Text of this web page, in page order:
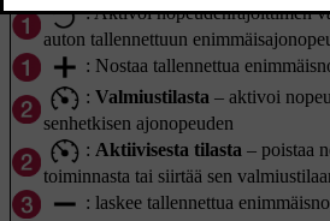
: Aktivoi nopeudenrajoittimen
auton tallennettuun
: Nostaa tallennettua
: Valmiustilasta – aktivoi
senhetkisen ajonopeuden
: Aktiivisesta tilasta – poistaa
toiminnasta tai siirtää sen
: laskee tallennettua